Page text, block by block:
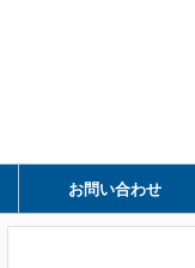
お問い合わせ